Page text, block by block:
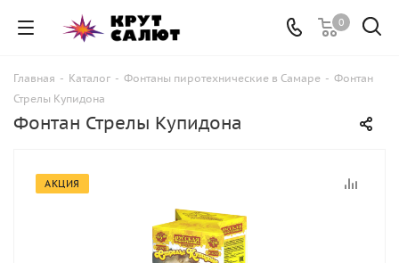
0
Главная - Каталог - Фонтаны пиротехнические в Самаре - Фонтан
Стрелы Купидона
Фонтан Стрелы Купидона
АКЦИЯ